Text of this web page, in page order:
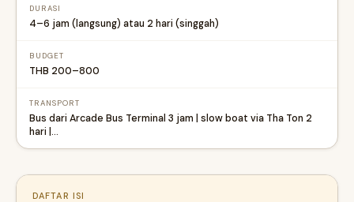
DURASI
4–6 jam (langsung) atau 2 hari (singgah)
BUDGET
THB 200–800
TRANSPORT
Bus dari Arcade Bus Terminal 3 jam | slow boat via Tha Ton 2
hari |…
DAFTAR ISI